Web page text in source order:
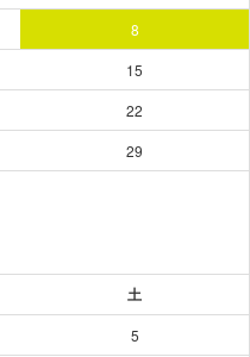
8
15
22
29
土
5